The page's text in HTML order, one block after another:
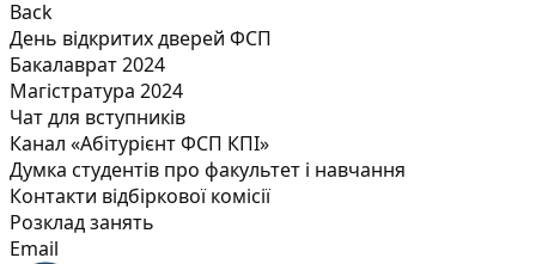
Back
День відкритих дверей ФСП
Бакалаврат 2024
Магістратура 2024
Чат для вступників
Канал «Абітурієнт ФСП КПІ»
Думка студентів про факультет і навчання
Контакти відбіркової комісії
Розклад занять
Email